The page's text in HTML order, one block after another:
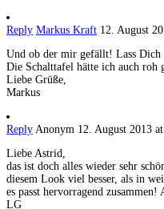
Reply Markus Kraft 12. August
Und ob der mir gefällt! Lass
Die Schalttafel hätte ich auch roh
Liebe Grüße,
Markus
Reply Anonym 12. August 2013
Liebe Astrid,
das ist doch alles wieder sehr
diesem Look viel besser, als in
es passt hervorragend
LG